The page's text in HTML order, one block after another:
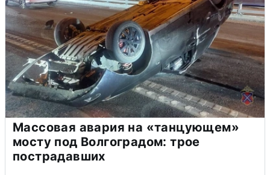
Массовая авария на «танцующем»
мосту под Волгоградом: трое
пострадавших